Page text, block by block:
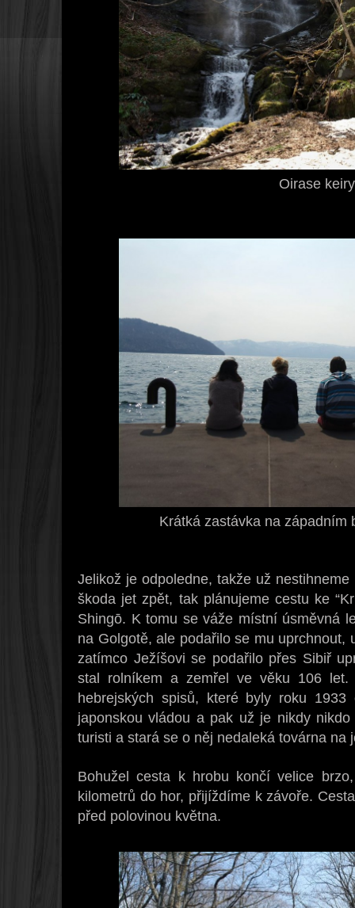
Oirase
Krátká zastávka na západním
Jelikož je odpoledne, takže už
škoda jet zpět, tak plánujeme cestu ke
Shingō. K tomu se váže místní úsměvná
na Golgotě, ale podařilo se mu uprchnout,
zatímco Ježíšovi se podařilo přes Sibiř
stal rolníkem a zemřel ve věku 106 let.
hebrejských spisů, které byly roku 1933
japonskou vládou a pak už je nikdy
turisti a stará se o něj nedaleká továrna na
Bohužel cesta k hrobu končí velice
kilometrů do hor, přijíždíme k závoře.
před polovinou května.